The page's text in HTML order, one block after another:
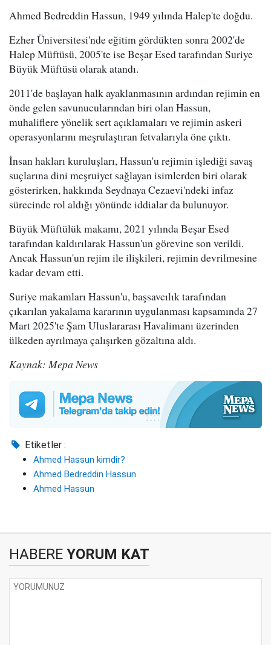
Ahmed Bedreddin Hassun, 1949 yılında Halep'te doğdu.
Ezher Üniversitesi'nde eğitim gördükten sonra 2002'de
Halep Müftüsü, 2005'te ise Beşar Esed tarafından Suriye
Büyük Müftüsü olarak atandı.
2011'de başlayan halk ayaklanmasının ardından rejimin en
önde gelen savunucularından biri olan Hassun,
muhaliflere yönelik sert açıklamaları ve rejimin askeri
operasyonlarını meşrulaştıran fetvalarıyla öne çıktı.
İnsan hakları kuruluşları, Hassun'u rejimin işlediği savaş
suçlarına dini meşruiyet sağlayan isimlerden biri olarak
gösterirken, hakkında Seydnaya Cezaevi'ndeki infaz
sürecinde rol aldığı yönünde iddialar da bulunuyor.
Büyük Müftülük makamı, 2021 yılında Beşar Esed
tarafından kaldırılarak Hassun'un görevine son verildi.
Ancak Hassun'un rejim ile ilişkileri, rejimin devrilmesine
kadar devam etti.
Suriye makamları Hassun'u, başsavcılık tarafından
çıkarılan yakalama kararının uygulanması kapsamında 27
Mart 2025'te Şam Uluslararası Havalimanı üzerinden
ülkeden ayrılmaya çalışırken gözaltına aldı.
Kaynak: Mepa News
Etiketler :
Ahmed Hassun kimdir?
Ahmed Bedreddin Hassun
Ahmed Hassun
HABERE YORUM KAT